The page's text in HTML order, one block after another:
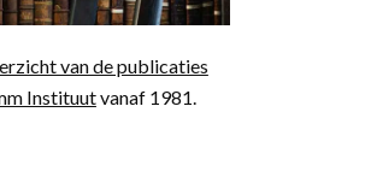
van de publicaties
Instituutvanaf 1981.